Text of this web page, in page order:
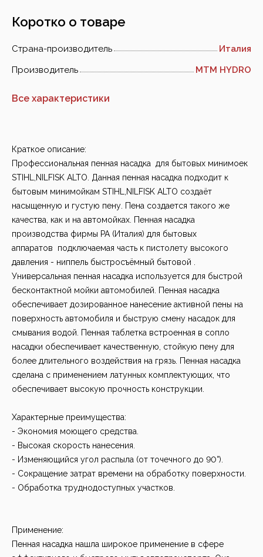
Коротко о товаре
Страна-производитель
Италия
Производитель
MTM HYDRO
Все характеристики
Краткое описание:
Профессиональная пенная насадка для бытовых минимоек
STIHL,NILFISK ALTO. Данная пенная насадка подходит к
бытовым минимойкам STIHL,NILFISK ALTO создаёт
насыщенную и густую пену. Пена создается такого же
качества, как и на автомойках. Пенная насадка
производства фирмы PA (Италия) для бытовых
аппаратов подключаемая часть к пистолету высокого
давления - ниппель быстросъёмный бытовой .
Универсальная пенная насадка используется для быстрой
бесконтактной мойки автомобилей. Пенная насадка
обеспечивает дозированное нанесение активной пены на
поверхность автомобиля и быструю смену насадок для
смывания водой. Пенная таблетка встроенная в сопло
насадки обеспечивает качественную, стойкую пену для
более длительного воздействия на грязь. Пенная насадка
сделана с применением латунных комплектующих, что
обеспечивает высокую прочность конструкции.
Характерные преимущества:
- Экономия моющего средства.
- Высокая скорость нанесения.
- Изменяющийся угол распыла (от точечного до 90°).
- Сокращение затрат времени на обработку поверхности.
- Обработка труднодоступных участков.
Применение:
Пенная насадка нашла широкое применение в сфере